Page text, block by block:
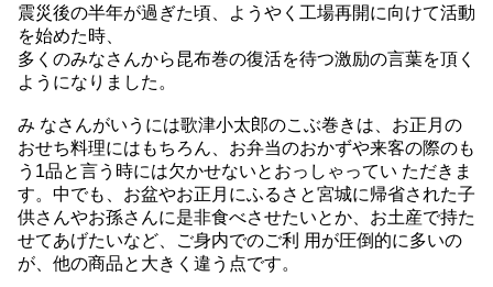
震災後の半年が過ぎた頃、ようやく工場再開に向けて活動
を始めた時、
多くのみなさんから昆布巻の復活を待つ激励の言葉を頂く
ようになりました。
み なさんがいうには歌津小太郎のこぶ巻きは、お正月の
おせち料理にはもちろん、お弁当のおかずや来客の際のも
う1品と言う時には欠かせないとおっしゃってい ただきま
す。中でも、お盆やお正月にふるさと宮城に帰省された子
供さんやお孫さんに是非食べさせたいとか、お土産で持た
せてあげたいなど、ご身内でのご利 用が圧倒的に多いの
が、他の商品と大きく違う点です。